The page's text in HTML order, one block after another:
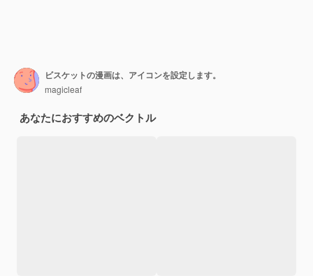
ビスケットの漫画は、アイコンを設定します。
magicleaf
あなたにおすすめのベクトル